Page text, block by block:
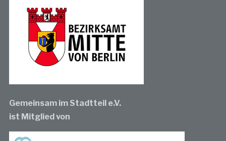
Gemeinsam im Stadtteil e.V.
ist Mitglied von